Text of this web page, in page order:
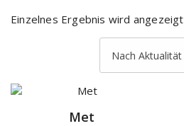
Einzelnes Ergebnis wird angezeigt
Met